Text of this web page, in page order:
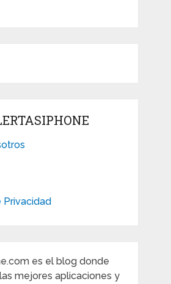
Privacidad
es el blog donde
mejores aplicaciones y